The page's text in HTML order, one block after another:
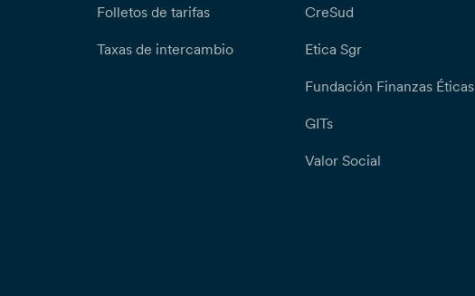
Folletos de tarifas
Taxas de intercambio
CreSud
Etica Sgr
Fundación Finanzas Éticas
GITs
Valor Social